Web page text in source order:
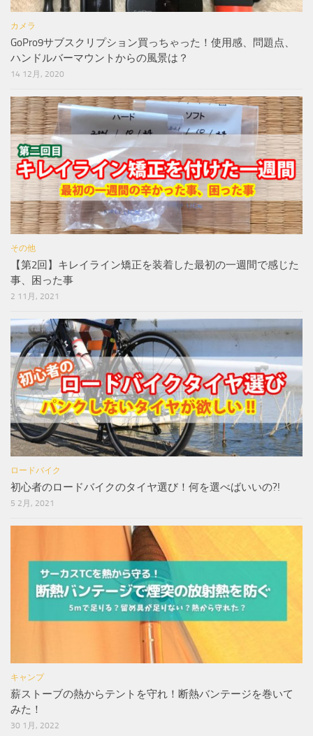
カメラ
GoPro9サブスクリプション買っちゃった！使用感、問題点、
ハンドルバーマウントからの風景は？
14 12月, 2020
その他
【第2回】キレイライン矯正を装着した最初の一週間で感じた
事、困った事
2 11月, 2021
ロードバイク
初心者のロードバイクのタイヤ選び！何を選べばいいの?!
5 2月, 2021
キャンプ
薪ストーブの熱からテントを守れ！断熱バンテージを巻いて
みた！
30 1月, 2022